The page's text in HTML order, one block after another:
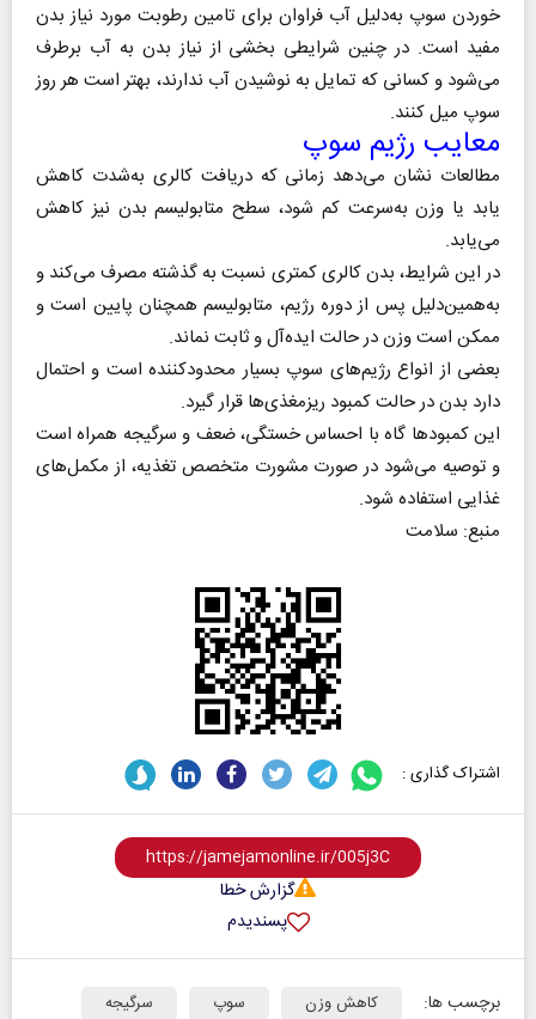
خوردن سوپ به‌دلیل آب فراوان برای تامین رطوبت مورد نیاز بدن
مفید است. در چنین شرایطی بخشی از نیاز بدن به آب برطرف
می‌شود و کسانی که تمایل به نوشیدن آب ندارند، بهتر است هر روز
سوپ میل کنند.
معایب رژیم سوپ
مطالعات نشان می‌دهد زمانی که دریافت کالری به‌شدت کاهش
یابد یا وزن به‌سرعت کم شود، سطح متابولیسم بدن نیز کاهش
می‌یابد.
در این شرایط، بدن کالری کمتری نسبت به گذشته مصرف می‌کند و
به‌همین‌دلیل پس از دوره رژیم، متابولیسم همچنان پایین است و
ممکن است وزن در حالت ایده‌آل و ثابت نماند.
بعضی از انواع رژیم‌های سوپ بسیار محدودکننده است و احتمال
دارد بدن در حالت کمبود ریزمغذی‌‌ها قرار گیرد.
این کمبودها گاه با احساس خستگی، ضعف و سرگیجه همراه است
و توصیه می‌شود در صورت مشورت متخصص تغذیه، از مکمل‌های
غذایی استفاده شود.
منبع: سلامت
اشتراک گذاری :
گزارش خطا
پسندیدم
برچسب ها: کاهش وزن سوپ سرگیجه